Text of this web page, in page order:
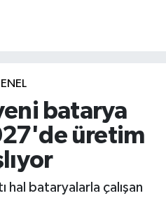
batarya
üretim
hal bataryalarla çalışan